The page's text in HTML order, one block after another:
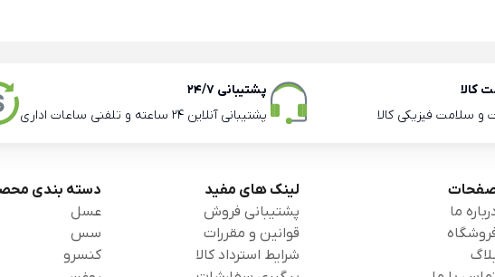
کالا
و سلامت فیزیکی کالا
پشتیبانی 24/7
پشتیبانی آنلاین 24 ساعته و تلفنی ساعات اداری
ما
لینک های مفید
پشتیبانی فروش
قوانین و مقررات
شرایط استرداد کالا
دسته بندی
عسل
سس
کنسرو